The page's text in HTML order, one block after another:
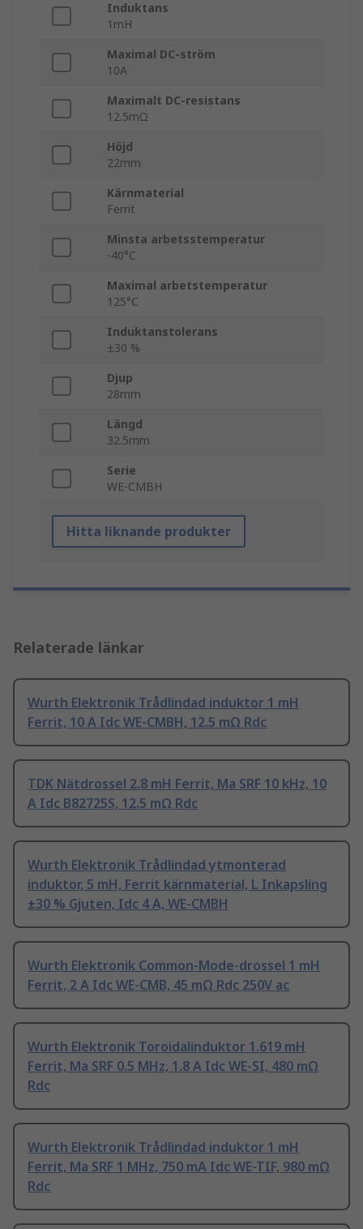
Induktans
1mH
Maximal DC-ström
10A
Maximalt DC-resistans
12.5mΩ
Höjd
22mm
Kärnmaterial
Ferrit
Minsta arbetsstemperatur
-40°C
Maximal arbetstemperatur
125°C
Induktanstolerans
±30 %
Djup
28mm
Längd
32.5mm
Serie
WE-CMBH
Hitta liknande produkter
Relaterade länkar
Wurth Elektronik Trådlindad induktor 1 mH
Ferrit, 10 A Idc WE-CMBH, 12.5 mΩ Rdc
TDK Nätdrossel 2.8 mH Ferrit, Ma SRF 10 kHz, 10
A Idc B82725S, 12.5 mΩ Rdc
Wurth Elektronik Trådlindad ytmonterad
induktor, 5 mH, Ferrit kärnmaterial, L Inkapsling
±30 % Gjuten, Idc 4 A, WE-CMBH
Wurth Elektronik Common-Mode-drossel 1 mH
Ferrit, 2 A Idc WE-CMB, 45 mΩ Rdc 250V ac
Wurth Elektronik Toroidalinduktor 1.619 mH
Ferrit, Ma SRF 0.5 MHz, 1.8 A Idc WE-SI, 480 mΩ
Rdc
Wurth Elektronik Trådlindad induktor 1 mH
Ferrit, Ma SRF 1 MHz, 750 mA Idc WE-TIF, 980 mΩ
Rdc